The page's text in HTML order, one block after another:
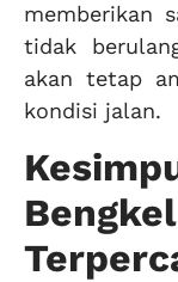
memberikan
tidak
akan tetap
kondisi jalan.